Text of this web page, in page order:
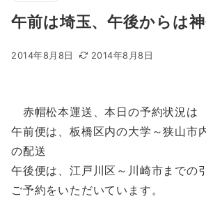
午前は埼玉、午後からは
2014年8月8日 2014年8月8日
赤帽松本運送、本日の予約状況は
午前便は、板橋区内の大学～狭山市
の配送
午後便は、江戸川区～川崎市まで
ご予約をいただいています。